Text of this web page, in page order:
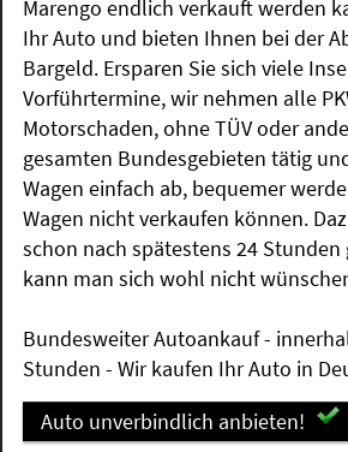
Marengo endlich verkauft werden
Ihr Auto und bieten Ihnen bei der
Bargeld. Ersparen Sie sich viele
Vorführtermine, wir nehmen alle
Motorschaden, ohne TÜV oder
gesamten Bundesgebieten tätig
Wagen einfach ab, bequemer
Wagen nicht verkaufen können.
schon nach spätestens 24
kann man sich wohl nicht
Bundesweiter Autoankauf -
Stunden - Wir kaufen Ihr Auto in
Auto unverbindlich anbieten!